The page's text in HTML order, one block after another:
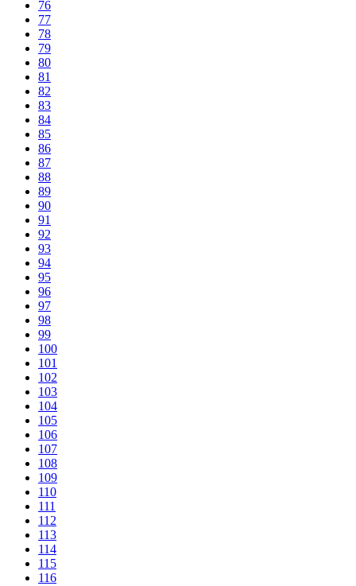
76
77
78
79
80
81
82
83
84
85
86
87
88
89
90
91
92
93
94
95
96
97
98
99
100
101
102
103
104
105
106
107
108
109
110
111
112
113
114
115
116